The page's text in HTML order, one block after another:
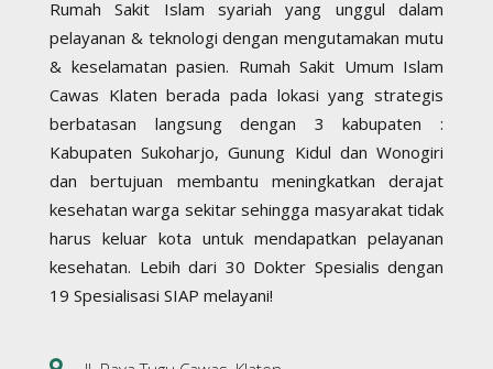
Rumah Sakit Islam syariah yang unggul dalam
pelayanan & teknologi dengan mengutamakan mutu
& keselamatan pasien. Rumah Sakit Umum Islam
Cawas Klaten berada pada lokasi yang strategis
berbatasan langsung dengan 3 kabupaten :
Kabupaten Sukoharjo, Gunung Kidul dan Wonogiri
dan bertujuan membantu meningkatkan derajat
kesehatan warga sekitar sehingga masyarakat tidak
harus keluar kota untuk mendapatkan pelayanan
kesehatan. Lebih dari 30 Dokter Spesialis dengan
19 Spesialisasi SIAP melayani!